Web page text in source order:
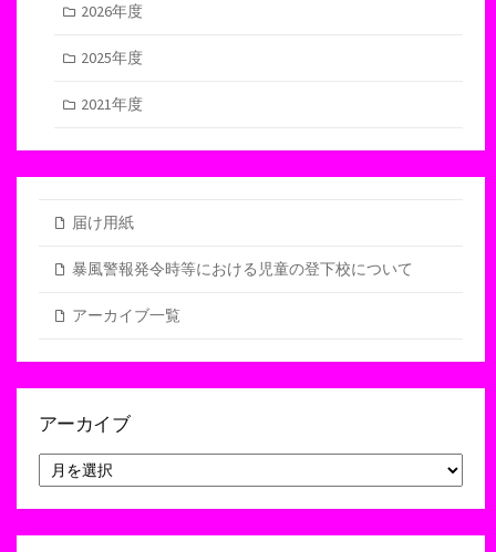
2026年度
2025年度
2021年度
届け用紙
暴風警報発令時等における児童の登下校について
アーカイブ一覧
アーカイブ
ー
カ